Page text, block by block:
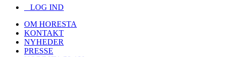
LOG IND
OM HORESTA
KONTAKT
NYHEDER
PRESSE